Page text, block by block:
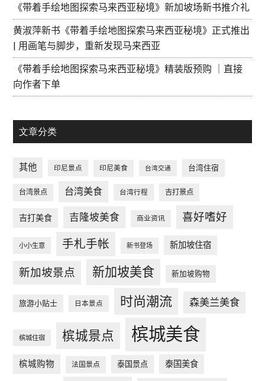
《带着手绘地图探索马来西亚秘境》新加坡场新书推介礼
黄淑萍新书《带着手绘地图探索马来西亚秘境》正式推出
| 用画笔与脚步，重新发现马来西亚
《带着手绘地图探索马来西亚秘境》精装版预购 ｜直接
向作者下单
文章分类
其他 印尼景点 印尼美食 台湾交通 台湾住宿
台湾景点 台湾美食 台湾行程 吉打景点
吉打美食 吉隆坡美食 商业资讯 喜好嗜好
小小生意 手札手帐 新书登场 新加坡住宿
新加坡景点 新加坡美食 新加坡购物
旅游小贴士 日本景点 时尚潮流 森美兰美食
槟城住宿 槟城景点 槟城美食
槟城购物 法国景点 泰国景点 泰国美食